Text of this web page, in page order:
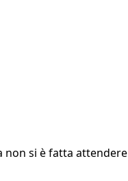
non si è fatta attendere